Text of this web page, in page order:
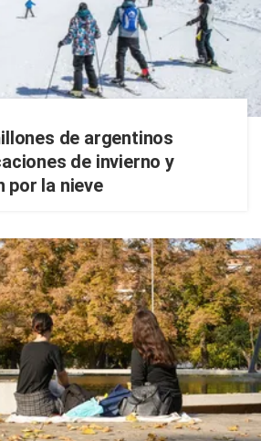
de argentinos
de invierno y
por la nieve